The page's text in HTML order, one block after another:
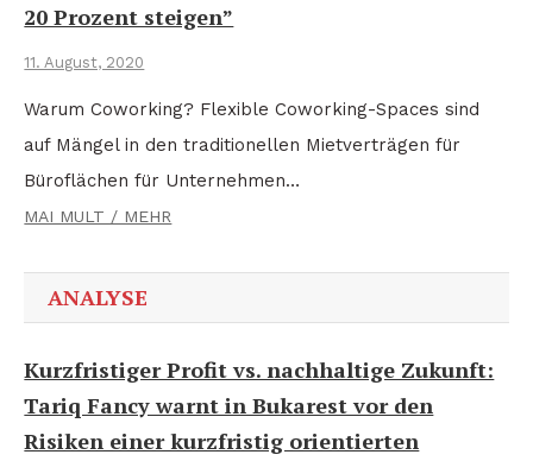
20 Prozent steigen”
11. August, 2020
Warum Coworking? Flexible Coworking-Spaces sind
auf Mängel in den traditionellen Mietverträgen für
Büroflächen für Unternehmen…
MAI MULT / MEHR
ANALYSE
Kurzfristiger Profit vs. nachhaltige Zukunft:
Tariq Fancy warnt in Bukarest vor den
Risiken einer kurzfristig orientierten